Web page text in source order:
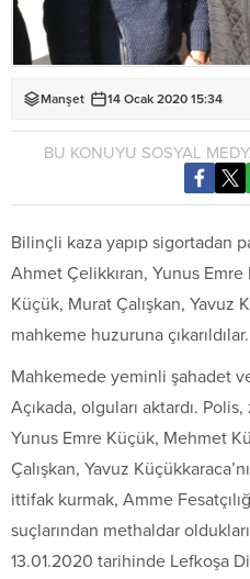
Manşet 14 Ocak 2020 15:34
BU KONUYU SOSYAL
Bilinçli kaza yapıp sigortadan
Ahmet Çelikkıran, Yunus
Küçük, Murat Çalışkan, Yavuz
mahkeme huzuruna çıkarıldılar.
Mahkemede yeminli şahadet
Açıkada, olguları aktardı.
Yunus Emre Küçük, Mehmet
Çalışkan, Yavuz
ittifak kurmak, Amme
suçlarından methaldar
13.01.2020 tarihinde Lefkoşa